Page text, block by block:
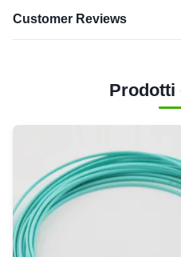
Customer Reviews
cinque
2 stelle
1 stella
Y
Prodotti